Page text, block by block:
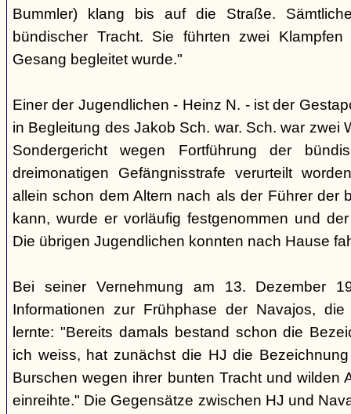
Bummler) klang bis auf die Straße.
bündischer Tracht. Sie führten zwei
Gesang begleitet wurde."
Einer der Jugendlichen - Heinz N. - ist der
in Begleitung des Jakob Sch. war. Sch. war zwei
Sondergericht wegen Fortführung der
dreimonatigen Gefängnisstrafe verurteilt
allein schon dem Altern nach als der Führer der
kann, wurde er vorläufig festgenommen und
Die übrigen Jugendlichen konnten nach Hause
Bei seiner Vernehmung am 13. Dezember
Informationen zur Frühphase der Navajos,
lernte: "Bereits damals bestand schon die
ich weiss, hat zunächst die HJ die
Burschen wegen ihrer bunten Tracht und wilden
einreihte." Die Gegensätze zwischen HJ und